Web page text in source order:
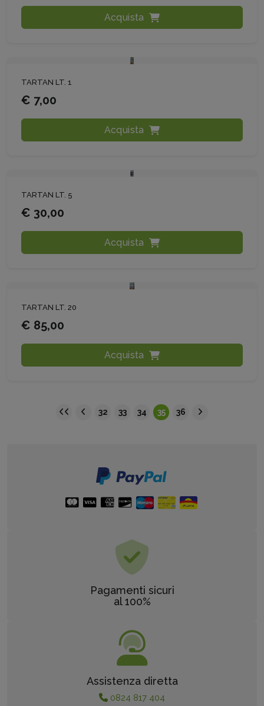
Acquista
TARTAN LT. 1
€ 7,00
Acquista
TARTAN LT. 5
€ 30,00
Acquista
TARTAN LT. 20
€ 85,00
Acquista
32 33 34 35 36
Pagamenti sicuri
al 100%
Assistenza diretta
0824 817 404